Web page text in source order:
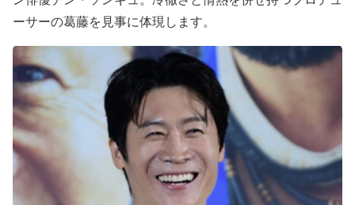
ーサーの葛藤を見事に体現します。